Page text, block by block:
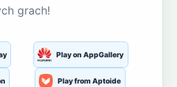
grach!
Play on AppGallery
Play from Aptoide